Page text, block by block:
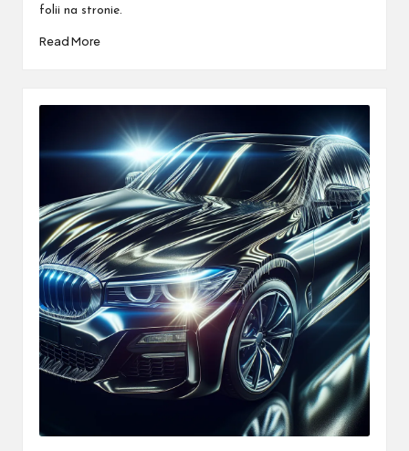
folii na stronie.
Read More